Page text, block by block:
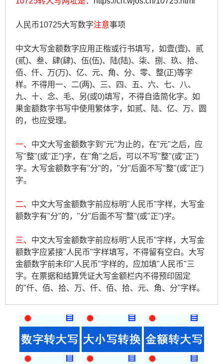
人民币10725大写数字注意事项
中文大写金额数字应用正楷或行书填写，如壹(壹)、贰
(贰)、叁、肆(肆)、伍(伍)、陆(陆)、柒、捌、玖、拾、
佰、仟、万(万)、亿、元、角、分、零、整(正)等字
样。不得用一、二(两)、三、四、五、六、七、八、
九、十、念、毛、另(或0)填写，不得自造简化字。如
果金额数字书写中使用繁体字，如贰、陆、亿、万、圆
的，也应受理。
一、 中文大写金额数字到"元"为止的，在"元"之后，应
写"整"(或"正")字，在"角"之后，可以不写"整"(或"正")
字。大写金额数字有"分"的，"分"后面不写"整"(或"正")
字。
二、 中文大写金额数字前应标明"人民币"字样，大写金
额数字有"分"的，"分"后面不写"整"(或"正")字。
三、 中文大写金额数字前应标明"人民币"字样，大写金
额数字应紧接"人民币"字样填写，不得留有空白。大写
金额数字前未印"人民币"字样的，应加填"人民币"三
字。在票据和结算凭证大写金额栏内不得预印固定
的"仟、佰、拾、万、仟、佰、拾、元、角、分"字样。